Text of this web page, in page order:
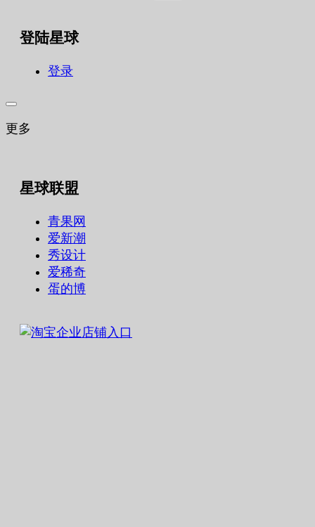
登陆星球
登录
更多
星球联盟
青果网
爱新潮
秀设计
爱稀奇
蛋的博